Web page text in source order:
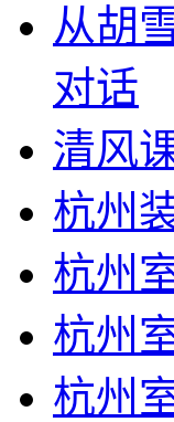
从胡
对话
清风
杭州
杭州
杭州
杭州